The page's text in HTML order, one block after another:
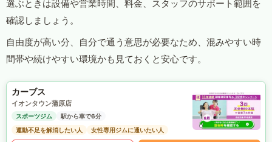
選ぶときは設備や営業時間、料金、スタッフのサポート範囲を
確認しましょう。
自由度が高い分、自分で通う意思が必要なため、混みやすい時
間帯や続けやすい環境かも見ておくと安心です。
カーブス
イオンタウン蒲原店
スポーツジム
駅から車で6分
運動不足を解消したい人
女性専用ジムに通いたい人